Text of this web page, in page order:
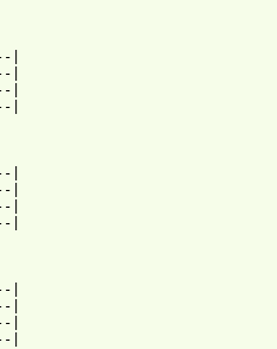
|
|
|
|
|
|
|
|
|
|
|
|